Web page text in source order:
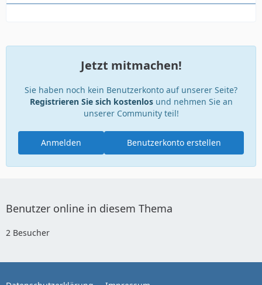
Jetzt mitmachen!
Sie haben noch kein Benutzerkonto auf unserer Seite?
Registrieren Sie sich kostenlosund nehmen Sie an
unserer Community teil!
Benutzerkonto erstellen
Anmelden
Benutzer online in diesem Thema
2 Besucher